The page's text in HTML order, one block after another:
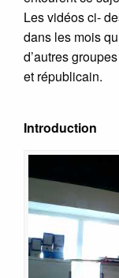
Les vidéos ci-
dans les mois
d’autres
et républicain.
Introduction